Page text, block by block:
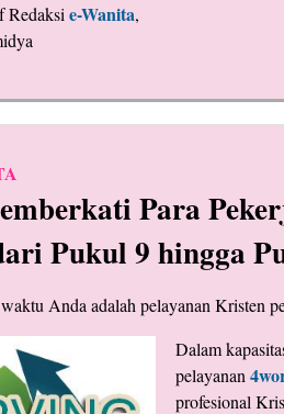
Redaksi e-Wanita,
Para
Pukul 9 hingga
Anda adalah pelayanan Kristen
Dalam
pelayanan
profesional